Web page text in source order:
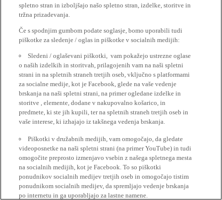
spletno stran in izboljšajo našo spletno stran, izdelke, storitve in
tržna prizadevanja.
Če s spodnjim gumbom podate soglasje, bomo uporabili tudi
piškotke za sledenje / oglas in piškotke v socialnih medijih:
Sledeni / oglaševani piškotki, vam pokažejo ustrezne oglase
o naših izdelkih in storitvah, prilagojenih vam na naši spletni
strani in na spletnih straneh tretjih oseb, vključno s platformami
za socialne medije, kot je Facebook, glede na vaše vedenje
brskanja na naši spletni strani, na primer ogledane izdelke in
storitve , elemente, dodane v nakupovalno košarico, in
predmete, ki ste jih kupili, ter na spletnih straneh tretjih oseb in
vaše interese, ki izhajajo iz takšnega vedenja brskanja.
Piškotki v družabnih medijih, vam omogočajo, da gledate
videoposnetke na naši spletni strani (na primer YouTube) in tudi
omogočite preprosto izmenjavo vsebin z našega spletnega mesta
na socialnih medijih, kot je Facebook. To so piškotki
ponudnikov socialnih medijev tretjih oseb in omogočajo tistim
ponudnikom socialnih medijev, da spremljajo vedenje brskanja
po internetu in ga uporabljajo za lastne namene.